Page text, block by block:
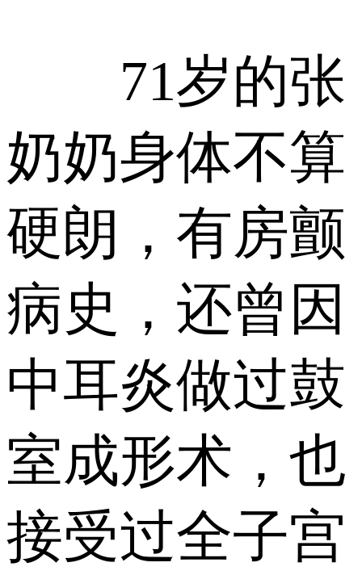
71岁的张
奶奶身体不算
硬朗，有房颤
病史，还曾因
中耳炎做过鼓
室成形术，也
接受过全子宫